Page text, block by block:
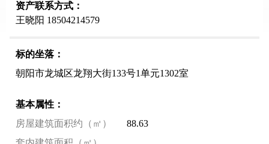
资产联系方式：
王晓阳 18504214579
标的坐落：
朝阳市龙城区龙翔大街133号1单元1302室
基本属性：
房屋建筑面积约（㎡）
88.63